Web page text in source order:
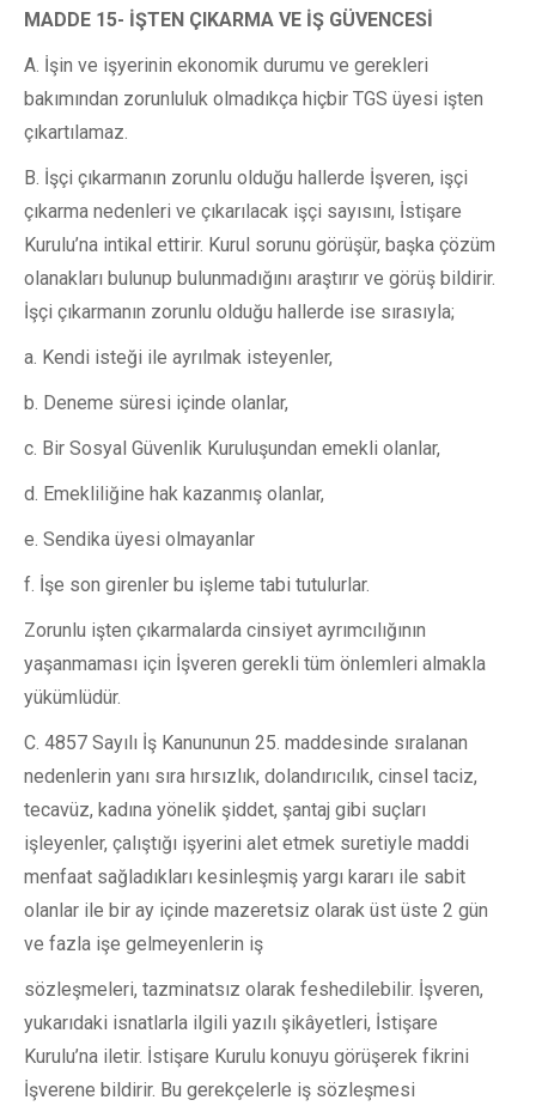
MADDE 15- İŞTEN ÇIKARMA VE İŞ GÜVENCESİ
A. İşin ve işyerinin ekonomik durumu ve gerekleri
bakımından zorunluluk olmadıkça hiçbir TGS üyesi işten
çıkartılamaz.
B. İşçi çıkarmanın zorunlu olduğu hallerde İşveren, işçi
çıkarma nedenleri ve çıkarılacak işçi sayısını, İstişare
Kurulu’na intikal ettirir. Kurul sorunu görüşür, başka çözüm
olanakları bulunup bulunmadığını araştırır ve görüş bildirir.
İşçi çıkarmanın zorunlu olduğu hallerde ise sırasıyla;
a. Kendi isteği ile ayrılmak isteyenler,
b. Deneme süresi içinde olanlar,
c. Bir Sosyal Güvenlik Kuruluşundan emekli olanlar,
d. Emekliliğine hak kazanmış olanlar,
e. Sendika üyesi olmayanlar
f. İşe son girenler bu işleme tabi tutulurlar.
Zorunlu işten çıkarmalarda cinsiyet ayrımcılığının
yaşanmaması için İşveren gerekli tüm önlemleri almakla
yükümlüdür.
C. 4857 Sayılı İş Kanununun 25. maddesinde sıralanan
nedenlerin yanı sıra hırsızlık, dolandırıcılık, cinsel taciz,
tecavüz, kadına yönelik şiddet, şantaj gibi suçları
işleyenler, çalıştığı işyerini alet etmek suretiyle maddi
menfaat sağladıkları kesinleşmiş yargı kararı ile sabit
olanlar ile bir ay içinde mazeretsiz olarak üst üste 2 gün
ve fazla işe gelmeyenlerin iş
sözleşmeleri, tazminatsız olarak feshedilebilir. İşveren,
yukarıdaki isnatlarla ilgili yazılı şikâyetleri, İstişare
Kurulu’na iletir. İstişare Kurulu konuyu görüşerek fikrini
İşverene bildirir. Bu gerekçelerle iş sözleşmesi